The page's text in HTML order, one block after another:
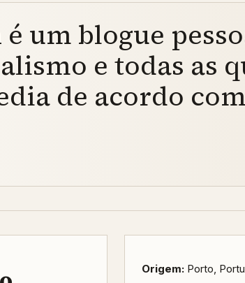
um blogue
e todas as
de acordo
Origem: Porto,